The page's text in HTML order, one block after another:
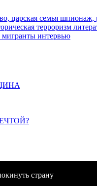
царская семья шпионаж,
терроризм
мигранты интервью
страну